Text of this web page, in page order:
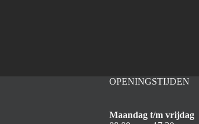
OPENINGSTIJDEN
Maandag t/m vrijdag